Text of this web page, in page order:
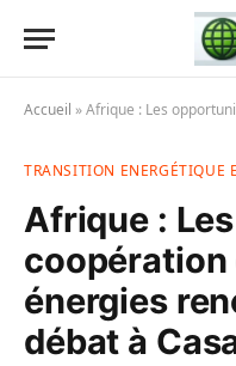
Accueil »Afrique : Les opportunités de
TRANSITION ENERGÉTIQUE
Afrique :
coopération
énergies
débat à